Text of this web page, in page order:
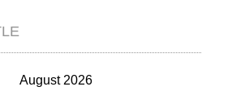
August 2026